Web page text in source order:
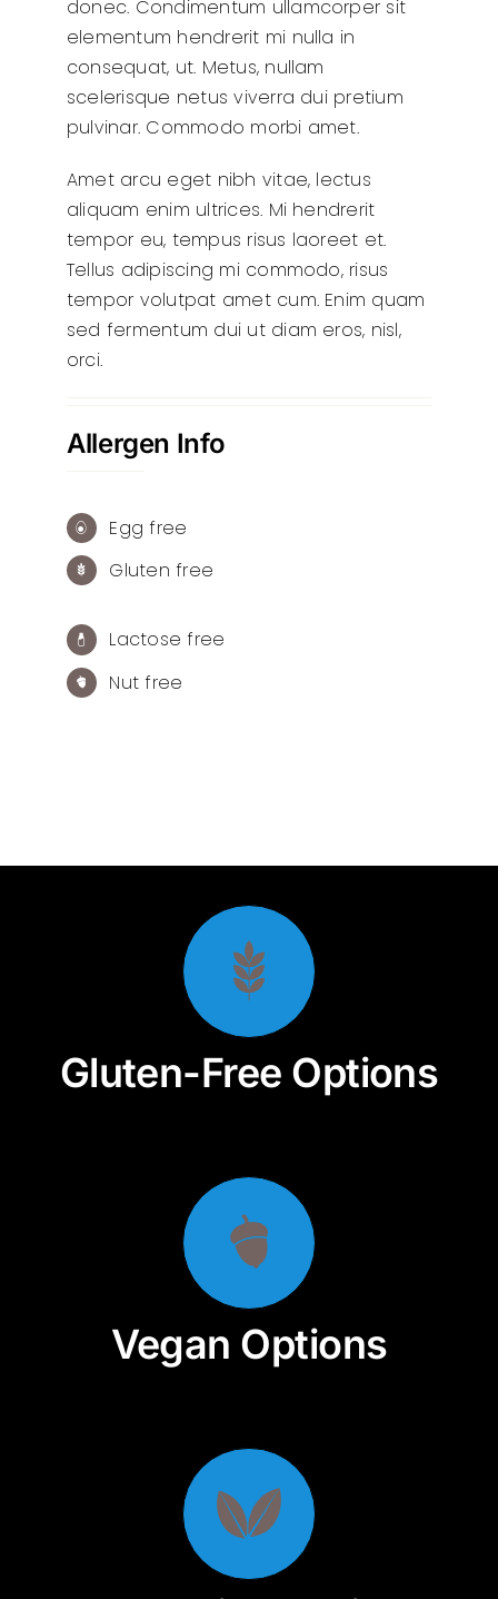
donec. Condimentum ullamcorper sit
elementum hendrerit mi nulla in
consequat, ut. Metus, nullam
scelerisque netus viverra dui pretium
pulvinar. Commodo morbi amet.
Amet arcu eget nibh vitae, lectus
aliquam enim ultrices. Mi hendrerit
tempor eu, tempus risus laoreet et.
Tellus adipiscing mi commodo, risus
tempor volutpat amet cum. Enim quam
sed fermentum dui ut diam eros, nisl,
orci.
Allergen Info
Egg free
Gluten free
Lactose free
Nut free
Gluten-Free Options
Vegan Options